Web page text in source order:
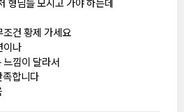
조건 황제 가세요
이나
느낌이 달라서
합니다